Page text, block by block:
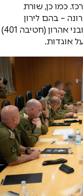
בפיקוד המרכז. כמו כן, שורת
– בהם לירון
בטיטו (גבעתי), אלעד צורי (חטיבה 7), ובני אהרון (חטיבה 401)
אוגדות.